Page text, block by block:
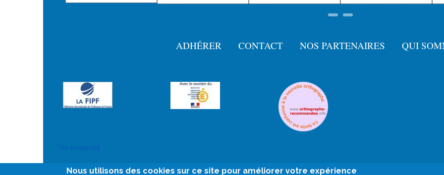
page
ADHÉRER CONTACT NOS PARTENAIRES QUI
Se connecter
Nous utilisons des cookies sur ce site pour améliorer votre expérience